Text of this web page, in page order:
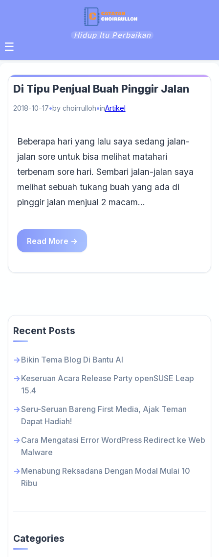
Hidup Itu Perbaikan
☰
Di Tipu Penjual Buah Pinggir Jalan
2018-10-17 by choirrulloh inArtikel
Beberapa hari yang lalu saya sedang jalan-
jalan sore untuk bisa melihat matahari
terbenam sore hari. Sembari jalan-jalan saya
melihat sebuah tukang buah yang ada di
pinggir jalan menjual 2 macam…
Read More →
Recent Posts
Bikin Tema Blog Di Bantu AI
Keseruan Acara Release Party openSUSE Leap
15.4
Seru-Seruan Bareng First Media, Ajak Teman
Dapat Hadiah!
Cara Mengatasi Error WordPress Redirect ke Web
Malware
Menabung Reksadana Dengan Modal Mulai 10
Ribu
Categories